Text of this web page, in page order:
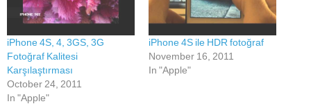
iPhone 4S, 4, 3GS, 3G
Fotoğraf Kalitesi
Karşılaştırması
October 24, 2011
In "Apple"
iPhone 4S ile HDR fotoğraf
November 16, 2011
In "Apple"